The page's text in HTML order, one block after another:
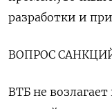
разработки и
ВОПРОС
ВТБ не